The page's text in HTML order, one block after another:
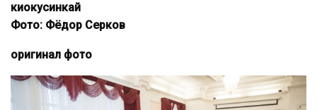
киокусинкай
Фото: Фёдор Серков
оригинал фото